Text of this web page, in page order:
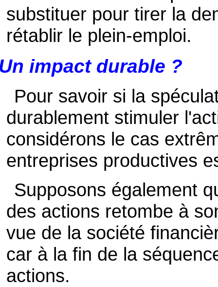
substituer pour tirer la
rétablir le plein-emploi.
impact durable ?
Pour savoir si la
durablement stimuler
considérons le cas
entreprises productives
Supposons également
des actions retombe à
vue de la société
car à la fin de la
actions.